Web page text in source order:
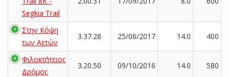
Segkia Trail
Στην Κόψη
των Αετών
3.37.28 25/06/2017 14.0 400
Φιλοκτήτειος
Δρόμος
3.20.50 09/10/2016 14.0 580